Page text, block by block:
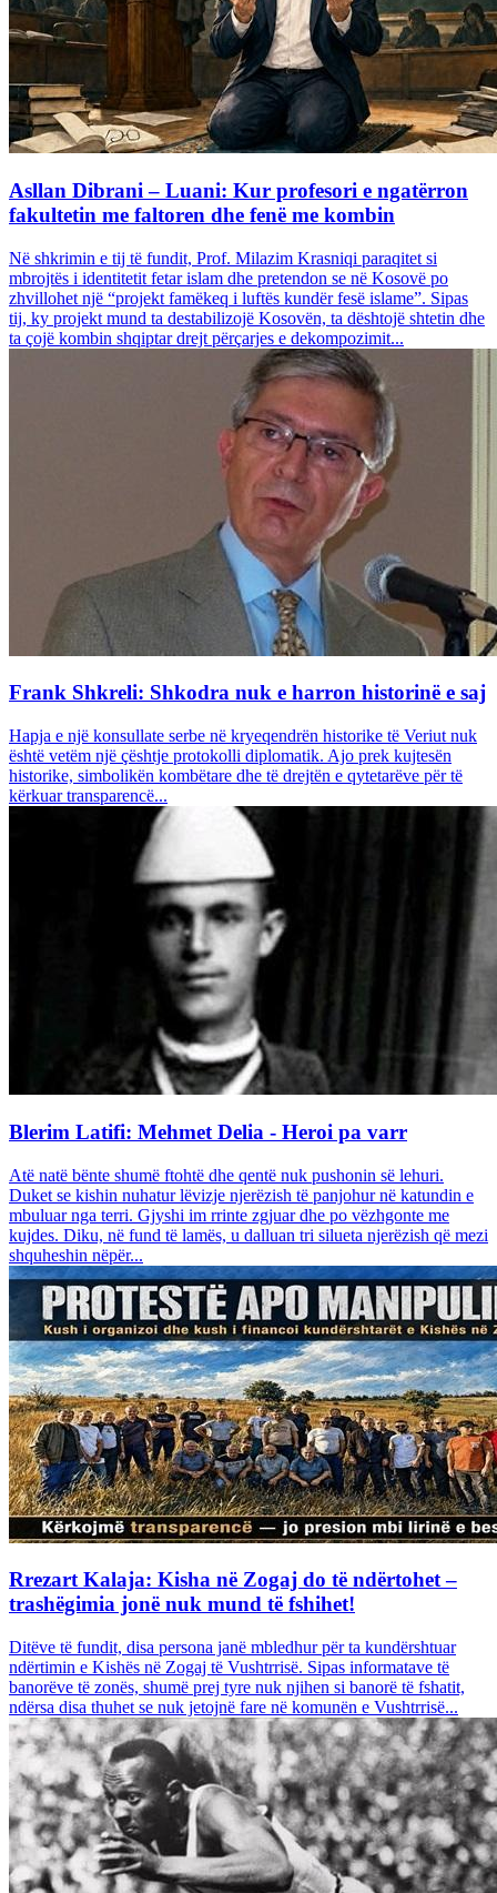
Asllan Dibrani – Luani: Kur profesori e ngatërron
fakultetin me faltoren dhe fenë me kombin
Në shkrimin e tij të fundit, Prof. Milazim Krasniqi paraqitet si
mbrojtës i identitetit fetar islam dhe pretendon se në Kosovë po
zhvillohet një “projekt famëkeq i luftës kundër fesë islame”. Sipas
tij, ky projekt mund ta destabilizojë Kosovën, ta dështojë shtetin dhe
ta çojë kombin shqiptar drejt përçarjes e dekompozimit...
Frank Shkreli: Shkodra nuk e harron historinë e saj
Hapja e një konsullate serbe në kryeqendrën historike të Veriut nuk
është vetëm një çështje protokolli diplomatik. Ajo prek kujtesën
historike, simbolikën kombëtare dhe të drejtën e qytetarëve për të
kërkuar transparencë...
Blerim Latifi: Mehmet Delia - Heroi pa varr
Atë natë bënte shumë ftohtë dhe qentë nuk pushonin së lehuri.
Duket se kishin nuhatur lëvizje njerëzish të panjohur në katundin e
mbuluar nga terri. Gjyshi im rrinte zgjuar dhe po vëzhgonte me
kujdes. Diku, në fund të lamës, u dalluan tri silueta njerëzish që mezi
shquheshin nëpër...
Rrezart Kalaja: Kisha në Zogaj do të ndërtohet –
trashëgimia jonë nuk mund të fshihet!
Ditëve të fundit, disa persona janë mbledhur për ta kundërshtuar
ndërtimin e Kishës në Zogaj të Vushtrrisë. Sipas informatave të
banorëve të zonës, shumë prej tyre nuk njihen si banorë të fshatit,
ndërsa disa thuhet se nuk jetojnë fare në komunën e Vushtrrisë...